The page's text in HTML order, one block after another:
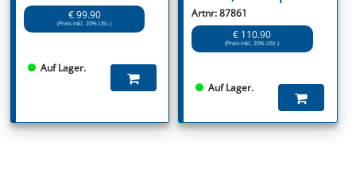
€ 99.90
(Preis inkl. 20% USt.)
Auf Lager.
Artnr: 87861
€ 110.90
(Preis inkl. 20% USt.)
Auf Lager.